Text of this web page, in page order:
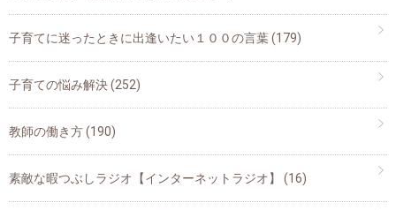
子育てに迷ったときに出逢いたい１００の言葉(179)
子育ての悩み解決(252)
教師の働き方(190)
素敵な暇つぶしラジオ【インターネットラジオ】 (16)